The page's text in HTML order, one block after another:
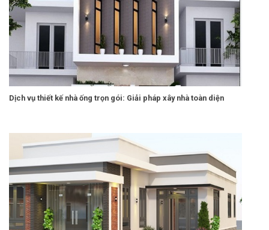
Dịch vụ thiết kế nhà ống trọn gói: Giải pháp xây nhà toàn diện